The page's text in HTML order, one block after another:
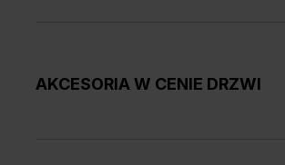
AKCESORIA W CENIE DRZWI